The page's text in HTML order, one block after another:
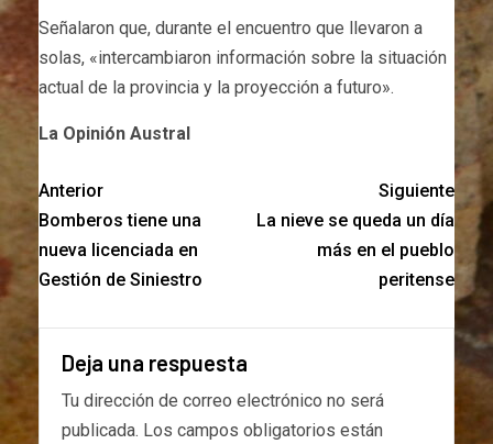
Señalaron que, durante el encuentro que llevaron a
solas, «intercambiaron información sobre la situación
actual de la provincia y la proyección a futuro».
La Opinión Austral
Anterior
Bomberos tiene una
nueva licenciada en
Gestión de Siniestro
Siguiente
La nieve se queda un día
más en el pueblo
peritense
Deja una respuesta
Tu dirección de correo electrónico no será
publicada. Los campos obligatorios están